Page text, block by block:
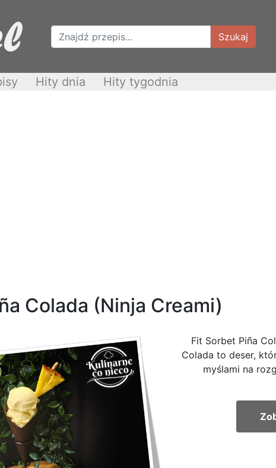
Szukaj
Hity dnia Hity tygodnia
Colada (Ninja Creami)
Fit Sorbet Piña
Colada to deser,
myślami na